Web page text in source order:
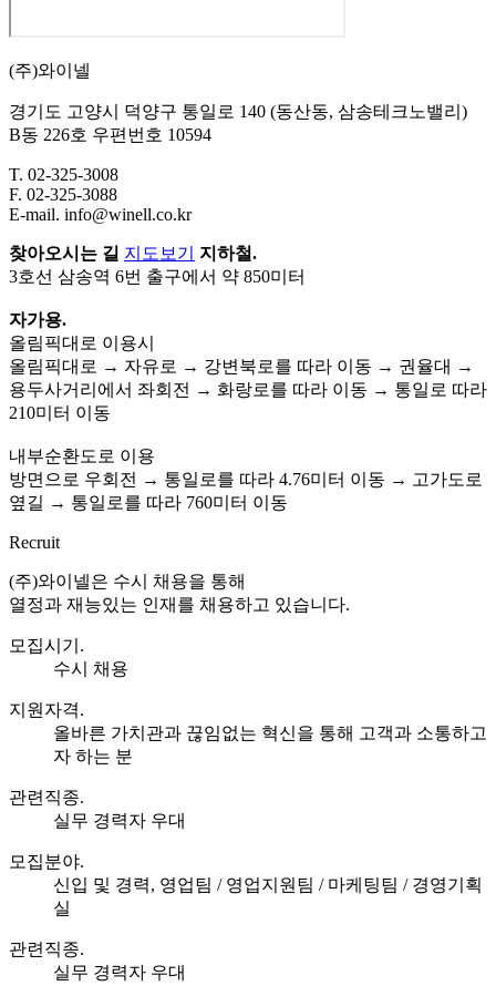
(주)와이넬
경기도 고양시 덕양구 통일로 140 (동산동, 삼송테크노밸리)
B동 226호 우편번호 10594
T. 02-325-3008
F. 02-325-3088
E-mail. info@winell.co.kr
찾아오시는 길 지도보기
지하철.
3호선 삼송역 6번 출구에서 약 850미터
자가용.
올림픽대로 이용시
올림픽대로 → 자유로 → 강변북로를 따라 이동 → 권율대 →
용두사거리에서 좌회전 → 화랑로를 따라 이동 → 통일로 따라
210미터 이동
내부순환도로 이용
방면으로 우회전 → 통일로를 따라 4.76미터 이동 → 고가도로
옆길 → 통일로를 따라 760미터 이동
Recruit
(주)와이넬은 수시 채용을 통해
열정과 재능있는 인재를 채용하고 있습니다.
모집시기.
수시 채용
지원자격.
올바른 가치관과 끊임없는 혁신을 통해 고객과 소통하고
자 하는 분
관련직종.
실무 경력자 우대
모집분야.
신입 및 경력, 영업팀 / 영업지원팀 / 마케팅팀 / 경영기획
실
관련직종.
실무 경력자 우대